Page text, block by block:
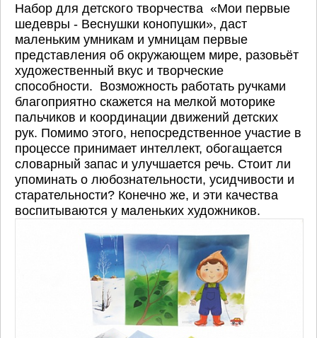
Набор для детского творчества «Мои первые
шедевры - Веснушки конопушки», даст
маленьким умникам и умницам первые
представления об окружающем мире, разовьёт
художественный вкус и творческие
способности. Возможность работать ручками
благоприятно скажется на мелкой моторике
пальчиков и координации движений детских
рук. Помимо этого, непосредственное участие в
процессе принимает интеллект, обогащается
словарный запас и улучшается речь. Стоит ли
упоминать о любознательности, усидчивости и
старательности? Конечно же, и эти качества
воспитываются у маленьких художников.